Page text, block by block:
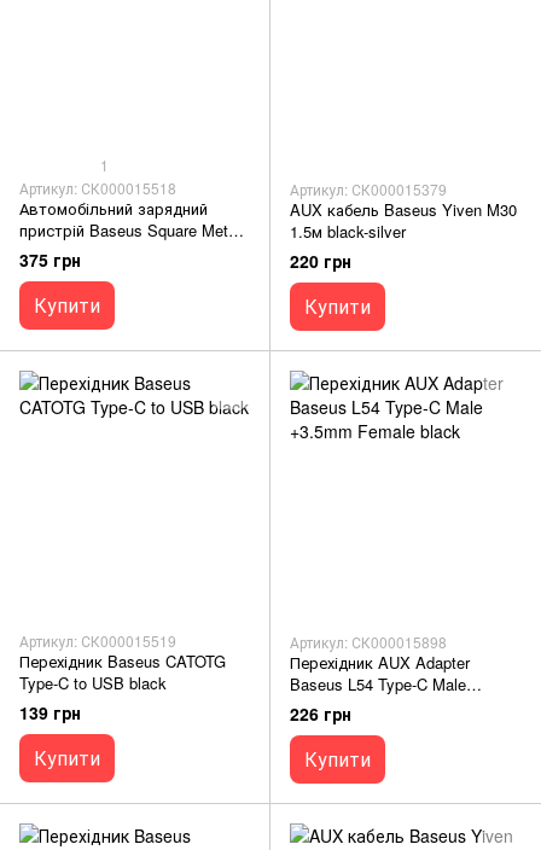
1
Артикул: СК000015518
Автомобільний зарядний
пристрій Baseus Square Metal
QC3.0 30W 2USB black
375 грн
Купити
Артикул: СК000015379
AUX кабель Baseus Yiven M30
1.5м black-silver
220 грн
Купити
Артикул: СК000015519
Перехідник Baseus CATOTG
Type-C to USB black
139 грн
Купити
Артикул: СК000015898
Перехідник AUX Adapter
Baseus L54 Type-C Male
+3.5mm Female black
226 грн
Купити